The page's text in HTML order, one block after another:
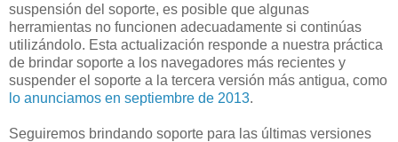
suspensión del soporte, es posible que algunas
herramientas no funcionen adecuadamente si continúas
utilizándolo. Esta actualización responde a nuestra práctica
de brindar soporte a los navegadores más recientes y
suspender el soporte a la tercera versión más antigua, como
lo anunciamos en septiembre de 2013.
Seguiremos brindando soporte para las últimas versiones